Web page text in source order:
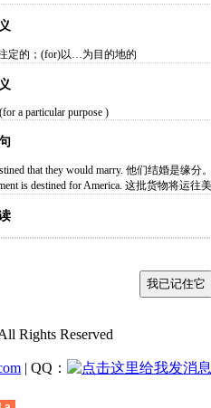
定的；(for)以…为目的地的
a particular purpose )
that they would marry. 他们结婚是缘分
is destined for America. 这批货物将运往
Rights Reserved
| QQ：